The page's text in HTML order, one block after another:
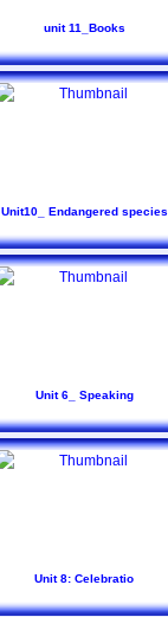
unit 11_Books
Unit10_ Endangered species
Unit 6_ Speaking
Unit 8: Celebratio